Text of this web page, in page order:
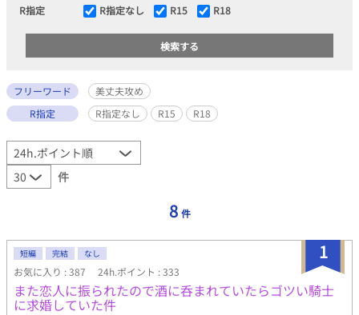
R指定 R指定なし R15 R18
フリーワード
美丈夫攻め
R指定
R指定なし R15 R18
件
8 件
1
短編 完結 なし
お気に入り : 387 24h.ポイント : 333
また恋人に振られたので酒に呑まれていたらゴツい騎士
に求婚していた件